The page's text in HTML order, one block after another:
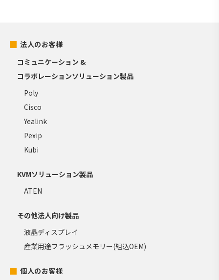
法人のお客様
コミュニケーション &
コラボレーションソリューション製品
Poly
Cisco
Yealink
Pexip
Kubi
KVMソリューション製品
ATEN
その他法人向け製品
液晶ディスプレイ
産業用途フラッシュメモリー(組込OEM)
個人のお客様